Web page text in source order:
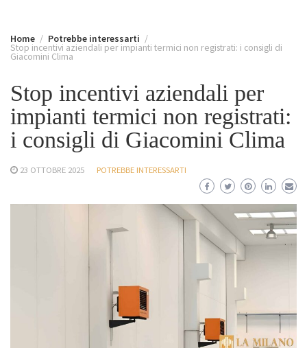
Home Potrebbe interessarti
Stop incentivi aziendali per impianti termici non registrati: i consigli di
Giacomini Clima
Stop incentivi aziendali per
impianti termici non registrati:
i consigli di Giacomini Clima
23 OTTOBRE 2025 POTREBBE INTERESSARTI